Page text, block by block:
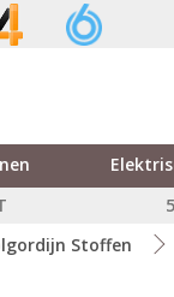
Stoffen